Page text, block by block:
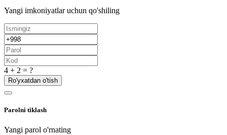
Yangi imkoniyatlar uchun qo'shiling
4 + 2 = ?
Ro'yxatdan o'tish
Parolni tiklash
Yangi parol o'rnating